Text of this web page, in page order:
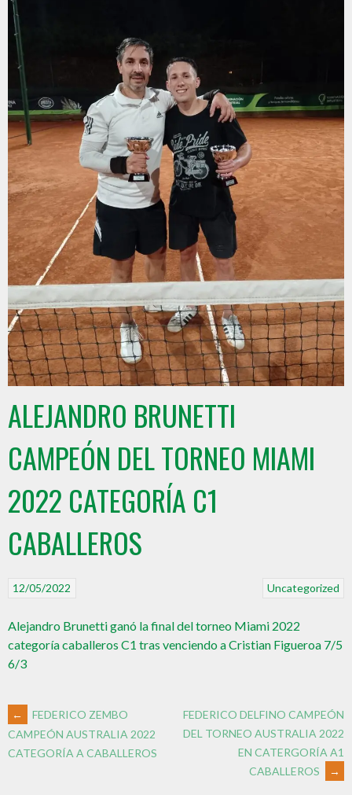
ALEJANDRO BRUNETTI
CAMPEÓN DEL TORNEO MIAMI
2022 CATEGORÍA C1
CABALLEROS
Uncategorized
12/05/2022
Alejandro Brunetti ganó la final del torneo Miami 2022
categoría caballeros C1 tras venciendo a Cristian Figueroa 7/5
6/3
←
FEDERICO ZEMBO
CAMPEÓN AUSTRALIA 2022
CATEGORÍA A CABALLEROS
FEDERICO DELFINO CAMPEÓN
DEL TORNEO AUSTRALIA 2022
EN CATERGORÍA A1
CABALLEROS
→